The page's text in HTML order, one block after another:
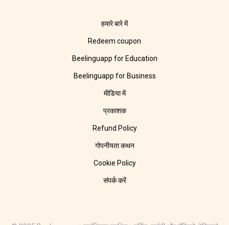
हमारे बारे में
Redeem coupon
Beelinguapp for Education
Beelinguapp for Business
मीडिया में
प्रकाशक
Refund Policy
गोपनीयता कथन
Cookie Policy
संपर्क करें